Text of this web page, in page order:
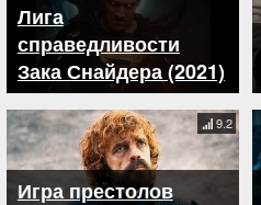
Лига
справедливости
Зака Снайдера (2021)
Игра престолов
9.2